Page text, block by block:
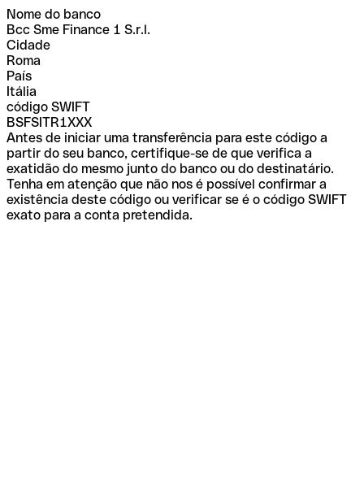
Nome do banco
Bcc Sme Finance 1 S.r.l.
Cidade
Roma
País
Itália
código SWIFT
BSFSITR1XXX
Antes de iniciar uma transferência para este código a
partir do seu banco, certifique-se de que verifica a
exatidão do mesmo junto do banco ou do destinatário.
Tenha em atenção que não nos é possível confirmar a
existência deste código ou verificar se é o código SWIFT
exato para a conta pretendida.